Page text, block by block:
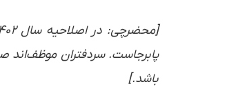
پابرجاست. سردفتران موظف‌اند
باشد.]